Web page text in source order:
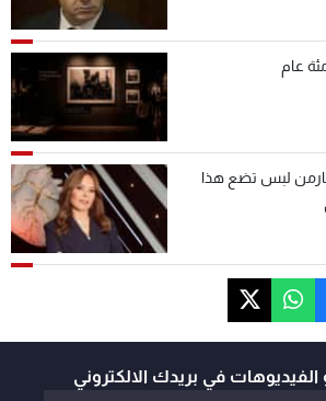
عام
لبس تضع هذا
الفيديوهات في بريدك الالكتروني